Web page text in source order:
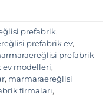
prefabrik,
prefabrik ev,
prefabrik
ev modelleri,
, marmaraereğlisi
firmaları,